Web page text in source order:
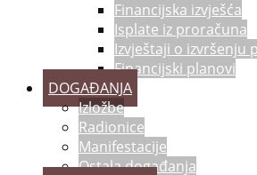
Financijska izvješća
Isplate iz proračuna
Izvještaji o izvršenju
Financijski planovi
DOGAĐANJA
Izložbe
Radionice
Manifestacije
Ostala događanja